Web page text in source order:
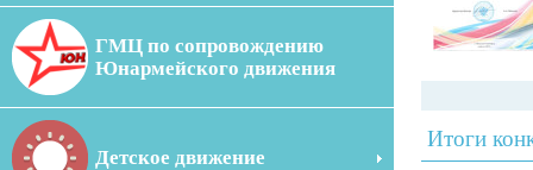
ГМЦ по сопровождению
Юнармейского движения
Детское движение
Итоги